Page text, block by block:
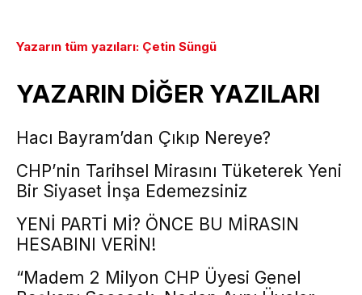
Yazarın tüm yazıları: Çetin Süngü
YAZARIN DİĞER YAZILARI
Hacı Bayram’dan Çıkıp Nereye?
CHP’nin Tarihsel Mirasını Tüketerek Yeni
Bir Siyaset İnşa Edemezsiniz
YENİ PARTİ Mİ? ÖNCE BU MİRASIN
HESABINI VERİN!
“Madem 2 Milyon CHP Üyesi Genel